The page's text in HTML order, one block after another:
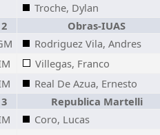
Troche, Dylan
2 Obras-IUAS
Rodriguez Vila, Andres
Villegas, Franco
Real De Azua, Ernesto
3 Republica Martelli
Coro, Lucas